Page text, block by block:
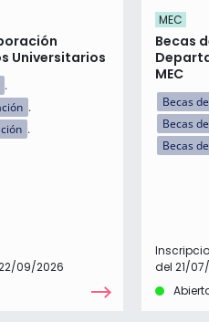
Universitarios
09/2026
MEC
Becas
MEC
Becas
Becas
Becas
del 21/